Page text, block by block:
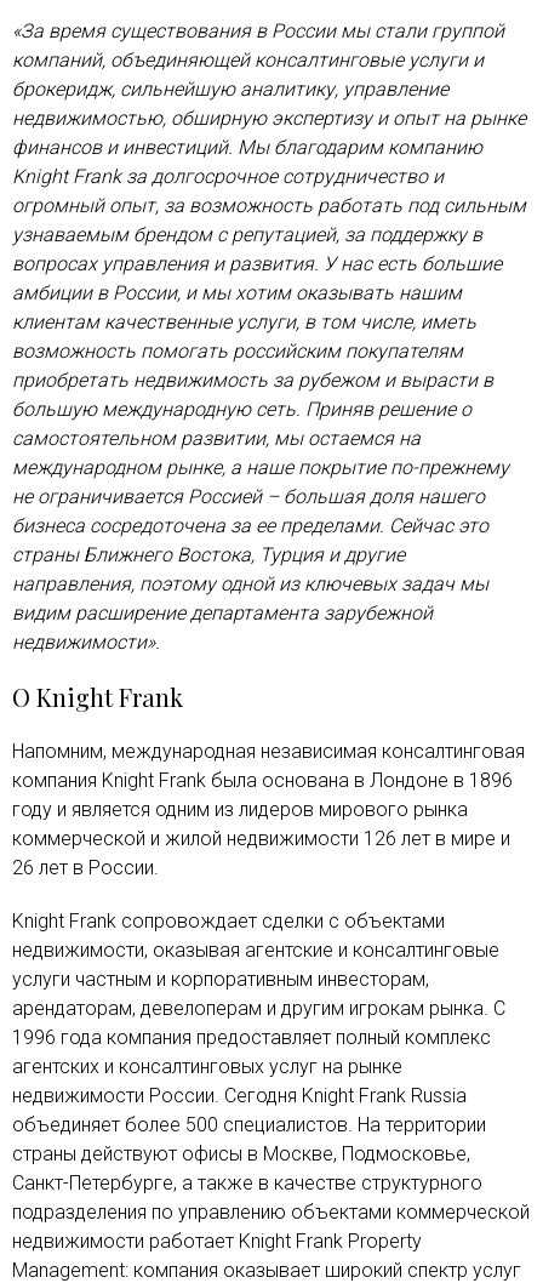
«За время существования в России мы стали группой
компаний, объединяющей консалтинговые услуги и
брокеридж, сильнейшую аналитику, управление
недвижимостью, обширную экспертизу и опыт на рынке
финансов и инвестиций. Мы благодарим компанию
Knight Frank за долгосрочное сотрудничество и
огромный опыт, за возможность работать под сильным
узнаваемым брендом с репутацией, за поддержку в
вопросах управления и развития. У нас есть большие
амбиции в России, и мы хотим оказывать нашим
клиентам качественные услуги, в том числе, иметь
возможность помогать российским покупателям
приобретать недвижимость за рубежом и вырасти в
большую международную сеть. Приняв решение о
самостоятельном развитии, мы остаемся на
международном рынке, а наше покрытие по-прежнему
не ограничивается Россией – большая доля нашего
бизнеса сосредоточена за ее пределами. Сейчас это
страны Ближнего Востока, Турция и другие
направления, поэтому одной из ключевых задач мы
видим расширение департамента зарубежной
недвижимости».
О Knight Frank
Напомним, международная независимая консалтинговая
компания Knight Frank была основана в Лондоне в 1896
году и является одним из лидеров мирового рынка
коммерческой и жилой недвижимости 126 лет в мире и
26 лет в России.
Knight Frank сопровождает сделки с объектами
недвижимости, оказывая агентские и консалтинговые
услуги частным и корпоративным инвесторам,
арендаторам, девелоперам и другим игрокам рынка. С
1996 года компания предоставляет полный комплекс
агентских и консалтинговых услуг на рынке
недвижимости России. Сегодня Knight Frank Russia
объединяет более 500 специалистов. На территории
страны действуют офисы в Москве, Подмосковье,
Санкт-Петербурге, а также в качестве структурного
подразделения по управлению объектами коммерческой
недвижимости работает Knight Frank Property
Management: компания оказывает широкий спектр услуг